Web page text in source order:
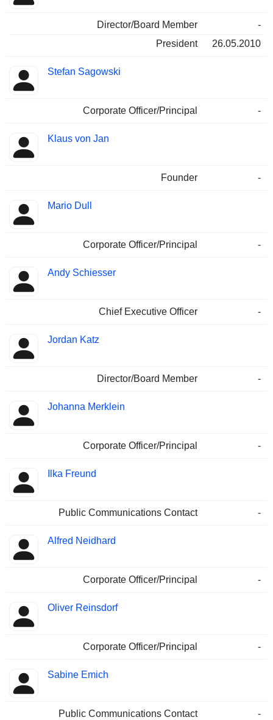
Director/Board Member
-
President
26.05.2010
Stefan Sagowski
Corporate Officer/Principal -
Klaus von Jan
Founder -
Mario Dull
Corporate Officer/Principal -
Andy Schiesser
Chief Executive Officer -
Jordan Katz
Director/Board Member -
Johanna Merklein
Corporate Officer/Principal -
Ilka Freund
Public Communications Contact -
Alfred Neidhard
Corporate Officer/Principal -
Oliver Reinsdorf
Corporate Officer/Principal -
Sabine Emich
Public Communications Contact -